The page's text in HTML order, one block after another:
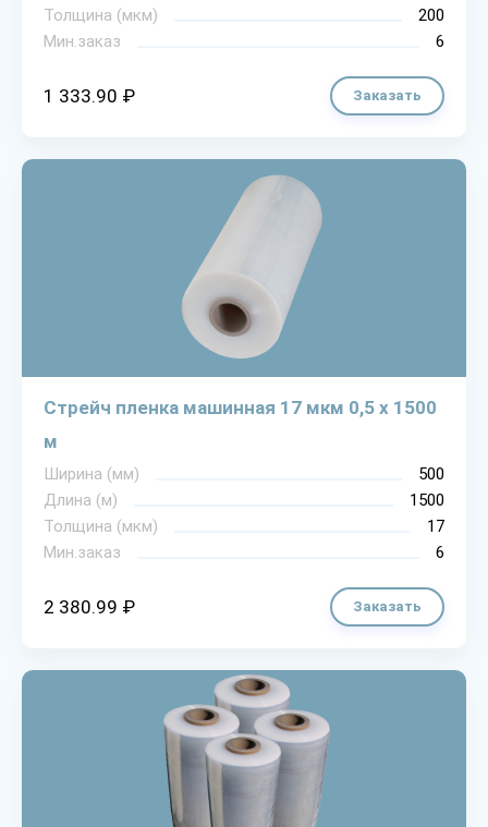
Толщина (мкм)
200
Мин.заказ
6
1 333.90 ₽ Заказать
Стрейч пленка машинная 17 мкм 0,5 х 1500
м
Ширина (мм)
500
Длина (м)
1500
Толщина (мкм)
17
Мин.заказ
6
2 380.99 ₽ Заказать